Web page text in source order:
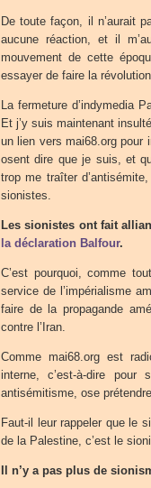
De toute façon, il n’aurait
aucune réaction, et il
mouvement de cette
essayer de faire la
La fermeture d’indymedia
Et j’y suis maintenant
un lien vers mai68.org pour
osent dire que je suis, et
trop me traîter
sionistes.
Les sionistes ont fait
la déclaration Balfour.
C’est pourquoi, comme
service de l’impérialisme
faire de la propagande
contre l’Iran.
Comme mai68.org est
interne, c’est-à-dire
antisémitisme, ose
Faut-il leur rappeler que le
de la Palestine, c’est le
Il n’y a pas plus de